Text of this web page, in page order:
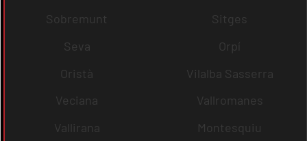
Sobremunt
Sitges
Seva
Orpí
Oristà
Vilalba Sasserra
Veciana
Vallromanes
Vallirana
Montesquiu